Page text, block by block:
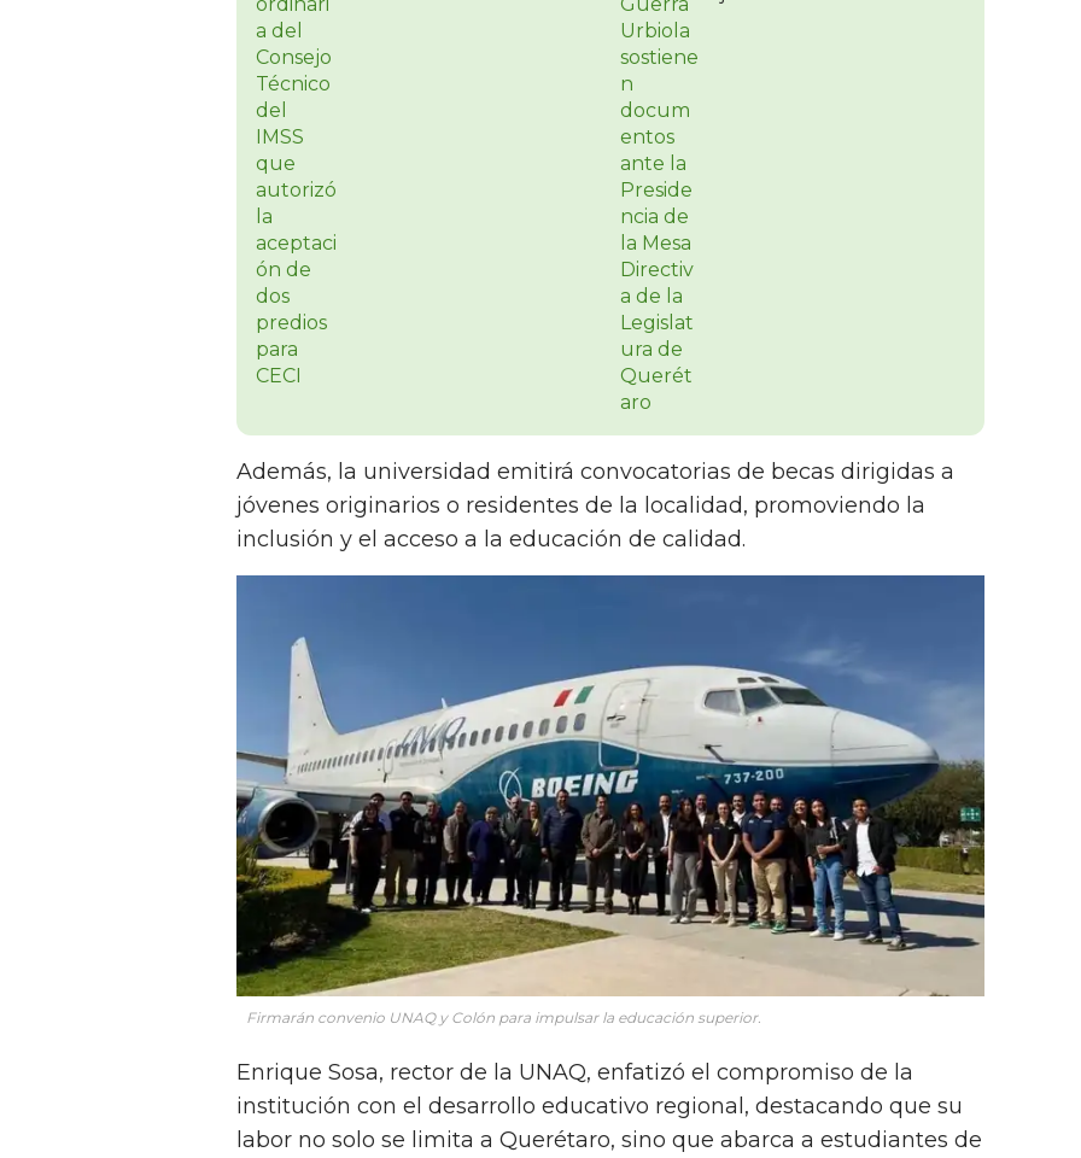
Además, la universidad emitirá convocatorias de becas dirigidas a
jóvenes originarios o residentes de la localidad, promoviendo la
inclusión y el acceso a la educación de calidad.
Firmarán convenio UNAQ y Colón para impulsar la educación superior.
Enrique Sosa, rector de la UNAQ, enfatizó el compromiso de la
institución con el desarrollo educativo regional, destacando que su
labor no solo se limita a Querétaro, sino que abarca a estudiantes de